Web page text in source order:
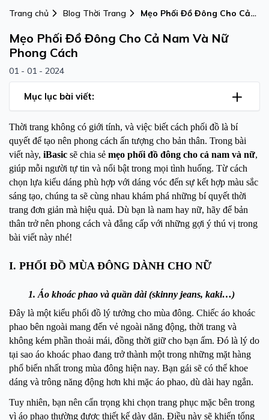
Trang chủ Blog Thời Trang
Mẹo Phối Đồ Đông Cho Cả
Mẹo Phối Đồ Đông Cho Cả Nam Và Nữ
Phong Cách
01 - 01 - 2024
Mục lục bài viết:
Thời trang không có giới tính, và việc biết cách phối đồ là bí
quyết để tạo nên phong cách ấn tượng cho bản thân. Trong bài
viết này, iBasic sẽ chia sẻ mẹo phối đồ đông cho cả nam và nữ,
giúp mỗi người tự tin và nổi bật trong mọi tình huống. Từ cách
chọn lựa kiểu dáng phù hợp với dáng vóc đến sự kết hợp màu sắc
sáng tạo, chúng ta sẽ cùng nhau khám phá những bí quyết thời
trang đơn giản mà hiệu quả. Dù bạn là nam hay nữ, hãy để bản
thân trở nên phong cách và đẳng cấp với những gợi ý thú vị trong
bài viết này nhé!
I. PHỐI ĐỒ MÙA ĐÔNG DÀNH CHO NỮ
1. Áo khoác phao và quần dài (skinny jeans, kaki…)
Đây là một kiểu phối đồ lý tưởng cho mùa đông. Chiếc áo khoác
phao bên ngoài mang đến vẻ ngoài năng động, thời trang và
không kém phần thoải mái, đồng thời giữ cho bạn ấm. Đó là lý do
tại sao áo khoác phao đang trở thành một trong những mặt hàng
phổ biến nhất trong mùa đông hiện nay. Bạn gái sẽ có thể khoe
dáng và trông năng động hơn khi mặc áo phao, dù dài hay ngắn.
Tuy nhiên, bạn nên cẩn trọng khi chọn trang phục mặc bên trong
vì áo phao thường được thiết kế dày dặn. Điều này sẽ khiến tổng